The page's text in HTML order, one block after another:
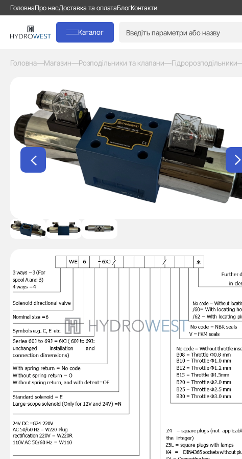
ГоловнаПро насДоставка та оплатаБлогКонтакти
Каталог
Головна—Магазин—Розподільники та клапани—Гідророзподільники